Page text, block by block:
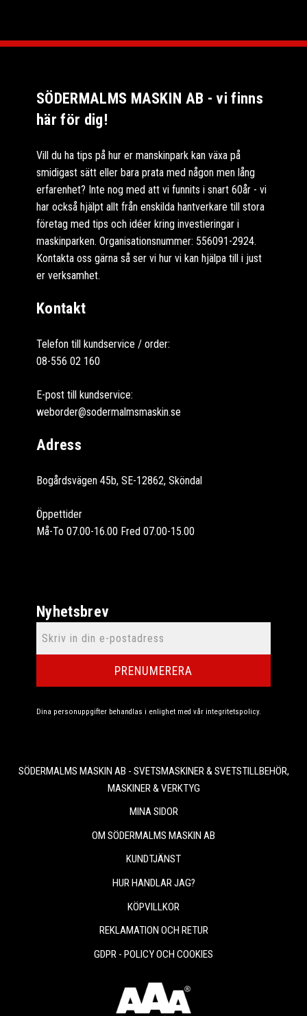
SÖDERMALMS MASKIN AB - vi finns
här för dig!
Vill du ha tips på hur er manskinpark kan växa på
smidigast sätt eller bara prata med någon men lång
erfarenhet? Inte nog med att vi funnits i snart 60år - vi
har också hjälpt allt från enskilda hantverkare till stora
företag med tips och idéer kring investieringar i
maskinparken. Organisationsnummer: 556091-2924.
Kontakta oss gärna så ser vi hur vi kan hjälpa till i just
er verksamhet.
Kontakt
Telefon till kundservice / order:
08-556 02 160
E-post till kundservice:
weborder@sodermalmsmaskin.se
Adress
Bogårdsvägen 45b, SE-12862, Sköndal
Öppettider
Må-To 07.00-16.00 Fred 07.00-15.00
Nyhetsbrev
PRENUMERERA
Dina personuppgifter behandlas i enlighet med vår integritetspolicy.
SÖDERMALMS MASKIN AB - SVETSMASKINER & SVETSTILLBEHÖR,
MASKINER & VERKTYG
MINA SIDOR
OM SÖDERMALMS MASKIN AB
KUNDTJÄNST
HUR HANDLAR JAG?
KÖPVILLKOR
REKLAMATION OCH RETUR
GDPR - POLICY OCH COOKIES